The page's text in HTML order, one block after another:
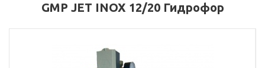
GMP JET INOX 12/20 Гидрофор